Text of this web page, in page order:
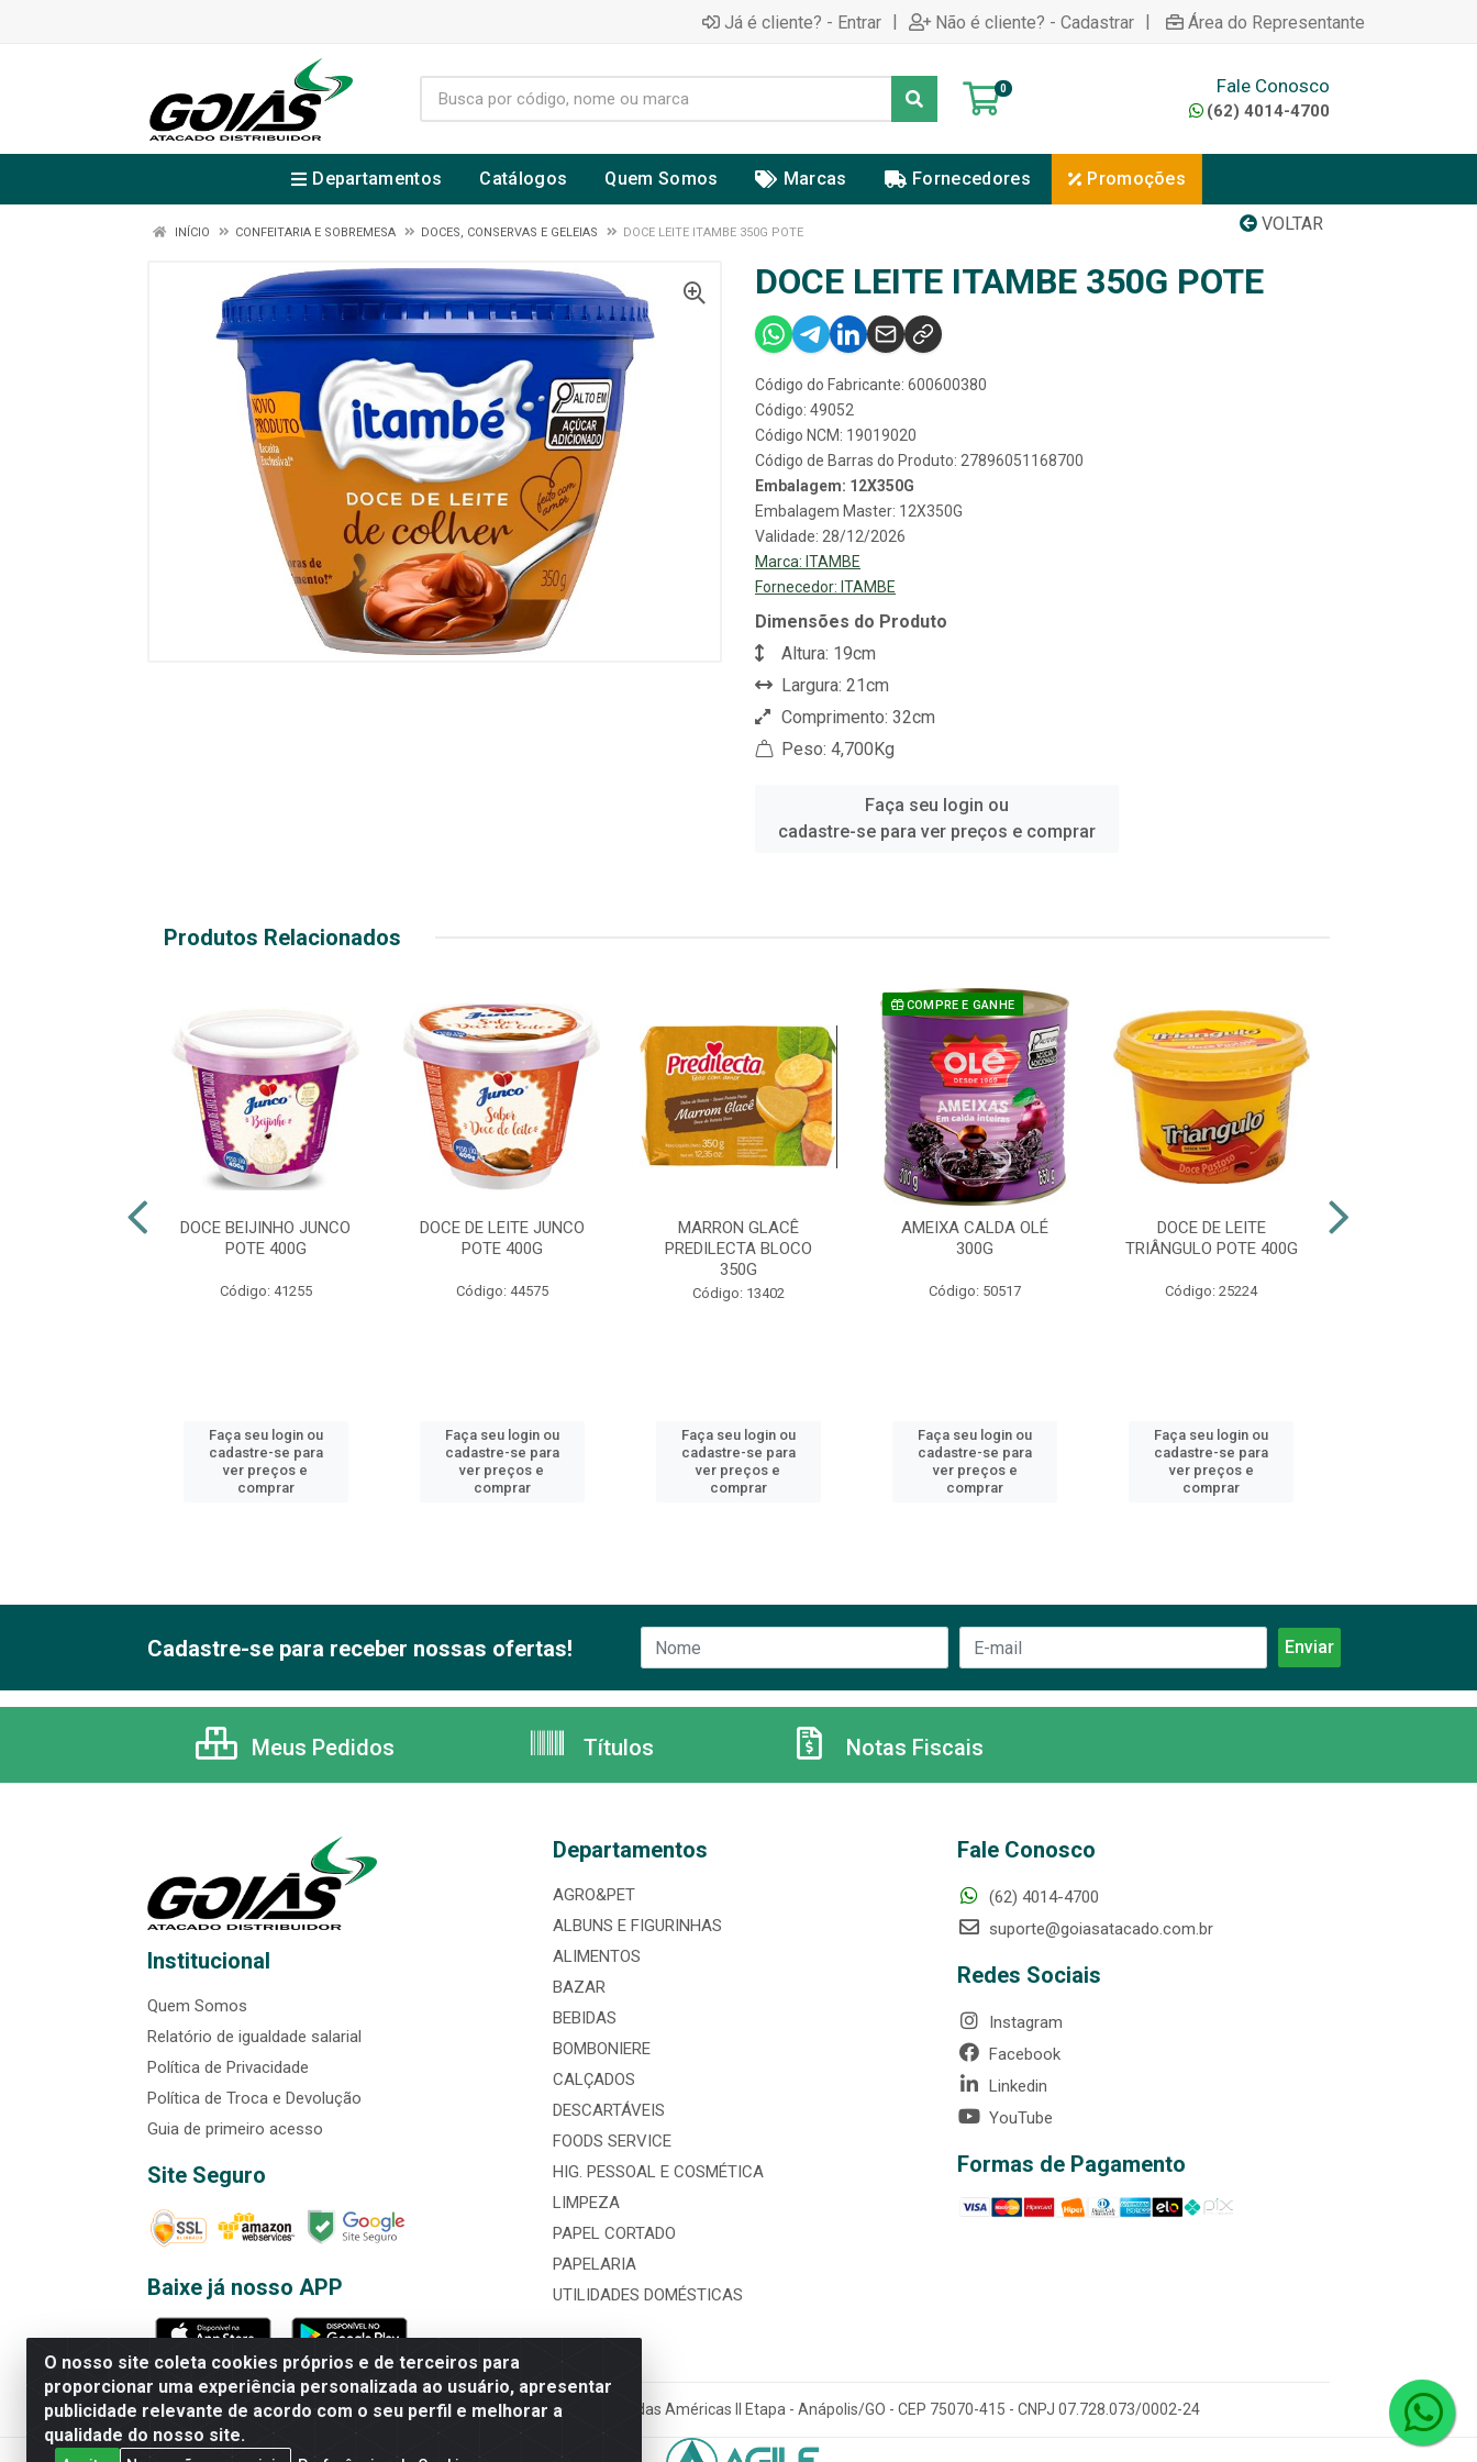
Já é cliente? - Entrar | Não é cliente? - Cadastrar | Área do Representante
0 Fale Conosco
(62) 4014-4700
Departamentos Catálogos Quem Somos Marcas Fornecedores Promoções
VOLTAR
INÍCIO CONFEITARIA E SOBREMESA DOCES, CONSERVAS E GELEIAS DOCE LEITE ITAMBE 350G POTE
DOCE LEITE ITAMBE 350G POTE
Código do Fabricante: 600600380
Código: 49052
Código NCM: 19019020
Código de Barras do Produto: 27896051168700
Embalagem: 12X350G
Embalagem Master: 12X350G
Validade: 28/12/2026
Marca: ITAMBE
Fornecedor: ITAMBE
Dimensões do Produto
Altura: 19cm
Largura: 21cm
Comprimento: 32cm
Peso: 4,700Kg
Faça seu login ou
cadastre-se para ver preços e comprar
Produtos Relacionados
DOCE BEIJINHO JUNCO
POTE 400G
Código: 41255
Faça seu login ou
cadastre-se para
ver preços e
comprar
DOCE DE LEITE JUNCO
POTE 400G
Código: 44575
Faça seu login ou
cadastre-se para
ver preços e
comprar
MARRON GLACÊ
PREDILECTA BLOCO
350G
Código: 13402
Faça seu login ou
cadastre-se para
ver preços e
comprar
COMPRE E GANHE
AMEIXA CALDA OLÉ
300G
Código: 50517
Faça seu login ou
cadastre-se para
ver preços e
comprar
DOCE DE LEITE
TRIÂNGULO POTE 400G
Código: 25224
Faça seu login ou
cadastre-se para
ver preços e
comprar
O nosso site coleta cookies próprios e de terceiros para
proporcionar uma experiência personalizada ao usuário, apresentar
publicidade relevante de acordo com o seu perfil e melhorar a
qualidade do nosso site.
Cadastre-se para receber nossas ofertas!
Meus Pedidos Títulos Notas Fiscais
Institucional
Quem Somos
Relatório de igualdade salarial
Política de Privacidade
Política de Troca e Devolução
Guia de primeiro acesso
Site Seguro
Baixe já nosso APP
Departamentos
AGRO&PET
ALBUNS E FIGURINHAS
ALIMENTOS
BAZAR
BEBIDAS
BOMBONIERE
CALÇADOS
DESCARTÁVEIS
FOODS SERVICE
HIG. PESSOAL E COSMÉTICA
LIMPEZA
PAPEL CORTADO
PAPELARIA
UTILIDADES DOMÉSTICAS
Fale Conosco
(62) 4014-4700
suporte@goiasatacado.com.br
Redes Sociais
Instagram
Facebook
Linkedin
YouTube
Formas de Pagamento
Rede Brasil - Avenida Universitária, nº 3860, Jardim das Américas II Etapa - Anápolis/GO - CEP 75070-415 - CNPJ 07.728.073/0002-24